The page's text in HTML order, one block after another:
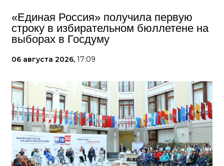
«Единая Россия» получила первую
строку в избирательном бюллетене на
выборах в Госдуму
06 августа 2026, 17:09